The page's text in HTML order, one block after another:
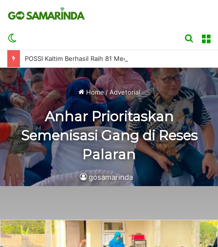
skin
Search
for
Home/ Advetorial
Anhar Prioritaskan
Semenisasi Gang di Reses
Palaran
gosamarinda